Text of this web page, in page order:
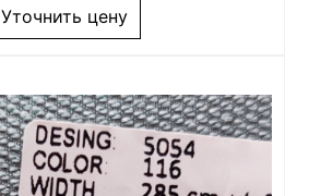
Уточнить цену